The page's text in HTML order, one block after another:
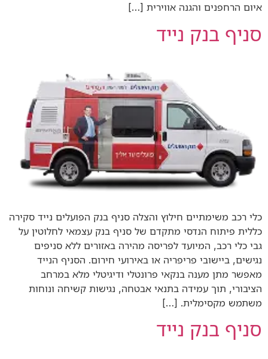
איום הרחפנים והגנה אווירית […]
סניף בנק נייד
כלי רכב משימתיים חילוץ והצלה סניף בנק הפועלים נייד סקירה
כללית פיתוח הנדסי מתקדם של סניף בנק עצמאי לחלוטין על
גבי כלי רכב, המיועד לפריסה מהירה באזורים ללא סניפים
נגישים, ביישובי פריפריה או באירועי חירום. הסניף הנייד
מאפשר מתן מענה בנקאי פרונטלי ודיגיטלי מלא במרחב
הציבורי, תוך עמידה בתנאי אבטחה, נגישות קשיחה ונוחות
משתמש מקסימלית. […]
סניף בנק נייד